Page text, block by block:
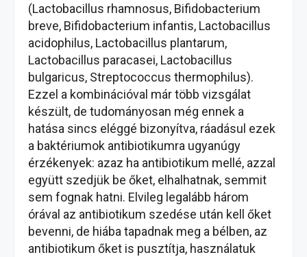
(Lactobacillus rhamnosus, Bifidobacterium
breve, Bifidobacterium infantis, Lactobacillus
acidophilus, Lactobacillus plantarum,
Lactobacillus paracasei, Lactobacillus
bulgaricus, Streptococcus thermophilus).
Ezzel a kombinációval már több vizsgálat
készült, de tudományosan még ennek a
hatása sincs eléggé bizonyítva, ráadásul ezek
a baktériumok antibiotikumra ugyanúgy
érzékenyek: azaz ha antibiotikum mellé, azzal
együtt szedjük be őket, elhalhatnak, semmit
sem fognak hatni. Elvileg legalább három
órával az antibiotikum szedése után kell őket
bevenni, de hiába tapadnak meg a bélben, az
antibiotikum őket is pusztítja, használatuk